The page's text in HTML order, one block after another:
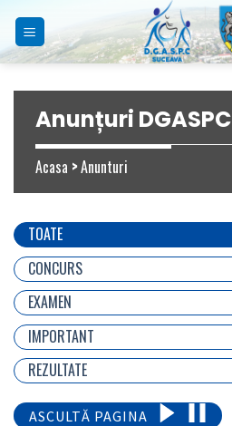
content
Anunțuri DGASPC
Acasa >Anunturi
TOATE
CONCURS
EXAMEN
IMPORTANT
REZULTATE
ASCULTĂ PAGINA